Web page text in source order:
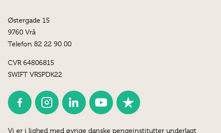
Østergade 15
9760 Vrå
Telefon 82 22 90 00
CVR 64806815
SWIFT VRSPDK22
Vi er i lighed med øvrige danske pengeinstitutter underlagt